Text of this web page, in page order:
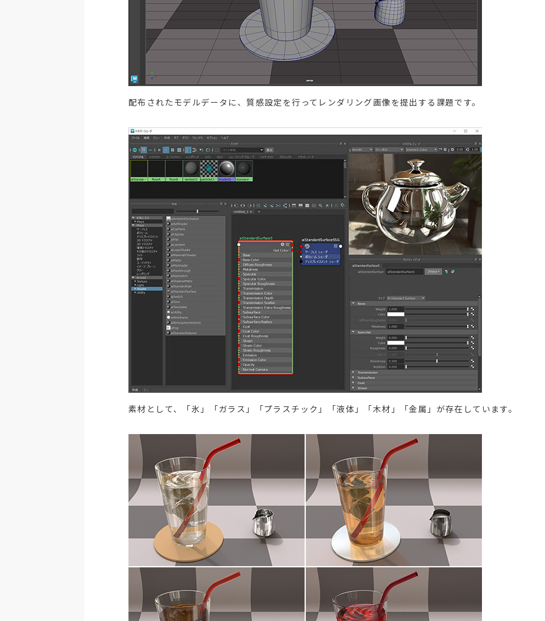
配布されたモデルデータに、質感設定を行ってレンダリング画像を提出する課題です。
素材として、「氷」「ガラス」「プラスチック」「液体」「木材」「金属」が存在しています。